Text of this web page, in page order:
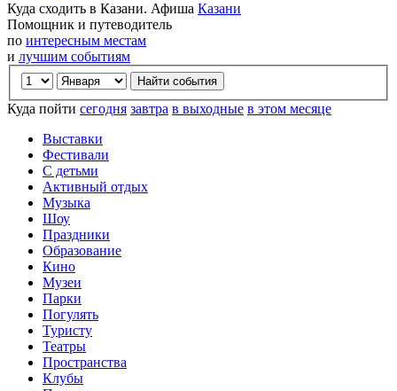
Куда сходить в Казани. Афиша Казани
Помощник и путеводитель
по интересным местам
и лучшим событиям
Куда пойти сегодня завтра в выходные в этом месяце
Выставки
Фестивали
С детьми
Активный отдых
Музыка
Шоу
Праздники
Образование
Кино
Музеи
Парки
Погулять
Туристу
Театры
Пространства
Клубы